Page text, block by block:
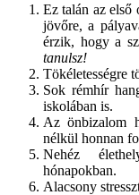
Ez talán az első
jövőre, a
érzik, hogy a
tanulsz!
Tökéletességre
Sok rémhír
iskolában is.
Az önbizalom
nélkül honnan
Nehéz
hónapokban.
Alacsony